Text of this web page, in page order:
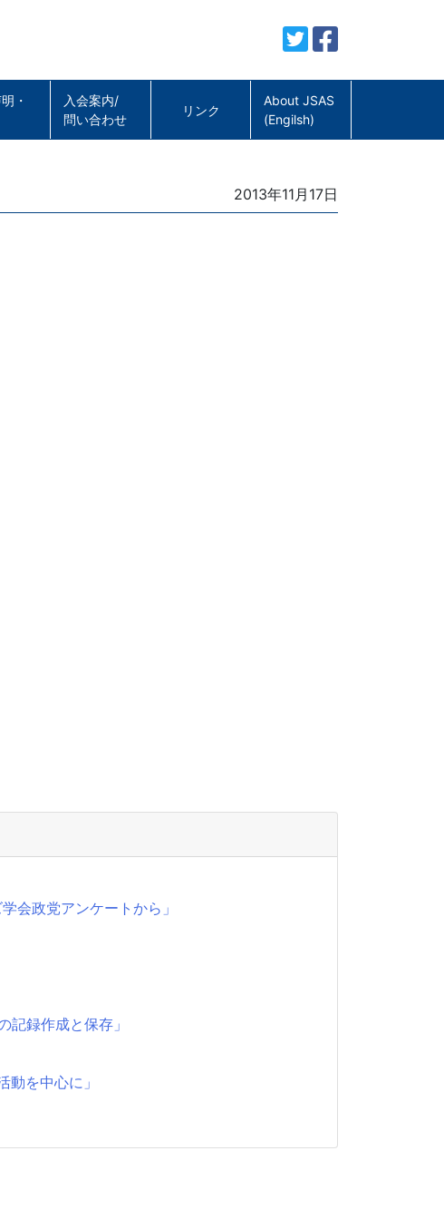
・
入会案内/
問い合わせ
リンク
About JSAS
(Engilsh)
Posted
on
2013年11月17日
会政党アンケートから」
記録作成と保存」
を中心に」